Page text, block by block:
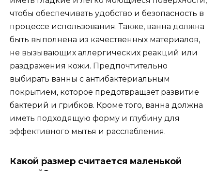
чтобы обеспечивать удобство и безопасность в
процессе использования. Также, ванна должна
быть выполнена из качественных материалов,
не вызывающих аллергических реакций или
раздражения кожи. Предпочтительно
выбирать ванны с антибактериальным
покрытием, которое предотвращает развитие
бактерий и грибков. Кроме того, ванна должна
иметь подходящую форму и глубину для
эффективного мытья и расслабления.
Какой размер считается маленькой